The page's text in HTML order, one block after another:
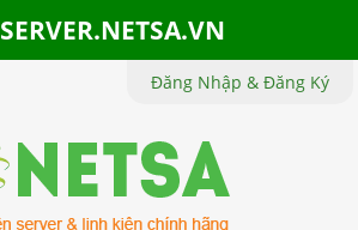
SERVER.NETSA.VN
Đăng Nhập & Đăng Ký